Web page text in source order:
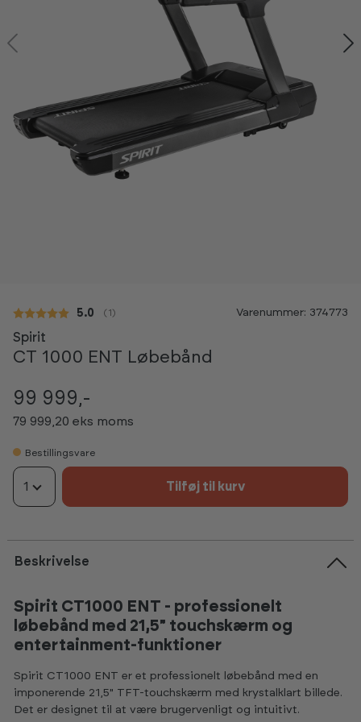
Gennemsnitlig vurdering:
5.0 ( stemmer:
1 ) Varenummer: 374773
Spirit
CT 1000 ENT Løbebånd
99 999,-
79 999,20 eks moms
Bestillingsvare
1 Tilføj til kurv
Beskrivelse
Spirit CT1000 ENT - professionelt
løbebånd med 21,5" touchskærm og
entertainment-funktioner
Spirit CT1000 ENT er et professionelt løbebånd med en
imponerende 21,5" TFT-touchskærm med krystalklart billede.
Det er designet til at være brugervenligt og intuitivt.